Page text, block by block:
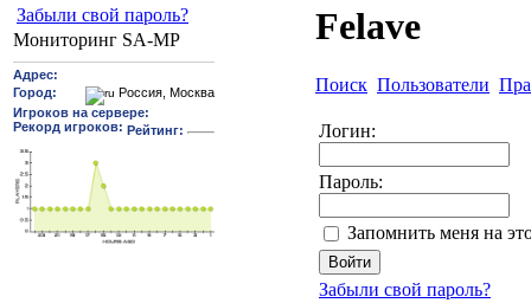
Забыли свой пароль?
Мониторинг SA-MP
Felave
Поиск Пользователи
Логин:
Пароль:
Запомнить меня на
Забыли свой пароль?